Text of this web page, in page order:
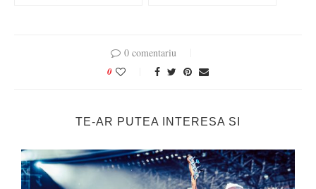
0 comentariu
0
TE-AR PUTEA INTERESA SI